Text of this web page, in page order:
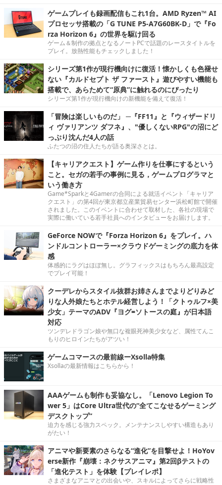
ゲームプレイも録画配信もこれ1台。AMD Ryzen™ AI
プロセッサ搭載の「G TUNE P5-A7G60BK-D」で『Fo
rza Horizon 6』の世界を駆け回る
ゲーム＆制作の拠点となるノートPCで話題のレースタイトルを
プレイ。放熱性能もチェックしました！
シリーズ第1作が現行機向けに復活！懐かしくも色褪せ
ない『カルドセプト ザ ファースト』遊びやすい機能も
搭載で、あらためて“原典”に触れるのにぴったり
シリーズ第1作が現行機向けの新機能を備えて復活！
「冒険は楽しいものだ」 ─『FF11』と『ウィザードリ
ィ ヴァリアンツ ダフネ』、"優しくないRPG"の沼にど
っぷり沈んだ4人の話
ふたつの沼の住人たちが語る奥深さとは。
【キャリアクエスト】ゲーム作りを仕事にするという
こと。セガの若手の事例に見る，ゲームプログラマと
いう働き方
Game*Sparkと4Gamerの合同による就活イベント「キャリア
クエスト」の第4回が東京都立産業貿易センター浜松町館で開催
されました。このイベントに合わせて取材した、各社の現場で
実際に働いている若手社員へのインタビューをお届けします。
GeForce NOWで『Forza Horizon 6』をプレイ。ハ
ンドルコントローラー×クラウドゲーミングの底力を体
感
体感的にラグはほぼ無し。グラフィックスはもちろん最高設定
でプレイ可能！
クーデレからスタイル抜群お姉さんまでよりどりみど
りな人外娘たちとホテル経営しよう！「クトゥルフ×美
少女」テーマのADV『ヨグ=ソトースの庭』が日本語
対応
ツンデレドラゴン娘や無口な複眼死神美少女など、属性てんこ
もりのヒロインたちがアツい！
ゲームコマースの最前線ーXsolla特集
Xsollaの最新情報はこちらから！
AAAゲームも制作も妥協なし。「Lenovo Legion To
wer 5」はCore Ultra世代の“全てこなせるゲーミング
デスクトップ”
迫力を感じる強力スペック。メンテナンスしやすい構造もあり
がたい！
アニマや新要素のさらなる“進化”を目撃せよ！HoYov
erse新作『崩壊：ネクサスアニマ』第2回βテストの
「進化テスト」を体験【プレイレポ】
さまざまなアニマとの出会いや、スキルによってさらに戦略性